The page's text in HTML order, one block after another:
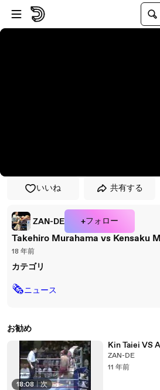
プレイヤーにスキップ
メインコンテンツにスキップ
いいね 共有する
ZAN-DE +フォロー
Takehiro Murahama vs Kensaku
18 年前
カテゴリ
🗞ニュース
お勧め
18:08 | 次
Kin Taiei VS
ZAN-DE
11 年前